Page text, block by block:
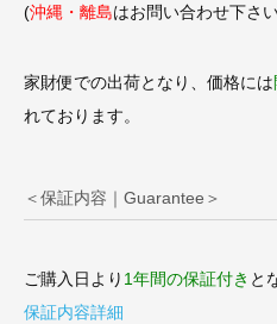
(沖縄・離島はお問い合わせ下さ
家財便での出荷となり、価格には
れております。
＜保証内容｜Guarantee＞
ご購入日より 1年間の保証付き と
保証内容詳細